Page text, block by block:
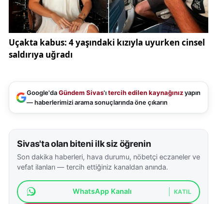
Google'daGündem Sivas'ıtercih edilen kaynağınızyapın
— haberlerimizi arama sonuçlarında öne çıkarın
Sivas'ta olan biteni ilk siz öğrenin
Son dakika haberleri, hava durumu, nöbetçi eczaneler ve
vefat ilanları — tercih ettiğiniz kanaldan anında.
WhatsApp Kanalı KATIL